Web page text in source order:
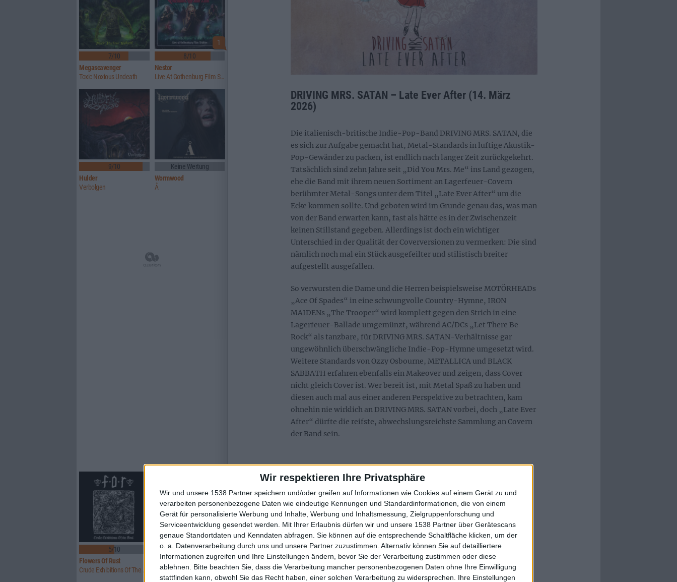
Wir respektieren Ihre Privatsphäre
Wir und unsere 1538 Partner speichern und/oder greifen auf Informationen wie Cookies auf einem Gerät zu und
verarbeiten personenbezogene Daten wie eindeutige Kennungen und Standardinformationen, die von einem
Gerät für personalisierte Werbung und Inhalte, Werbung und Inhaltsmessung, Zielgruppenforschung und
Serviceentwicklung gesendet werden.
Mit Ihrer Erlaubnis dürfen wir und unsere 1538 Partner über Gerätescans
genaue Standortdaten und Kenndaten abfragen. Sie können auf die entsprechende Schaltfläche klicken, um der
o. a. Datenverarbeitung durch uns und unsere Partner zuzustimmen. Alternativ können Sie auf detailliertere
Informationen zugreifen und Ihre Einstellungen ändern, bevor Sie der Verarbeitung zustimmen oder diese
ablehnen.
Bitte beachten Sie, dass die Verarbeitung mancher personenbezogenen Daten ohne Ihre Einwilligung
stattfinden kann, obwohl Sie das Recht haben, einer solchen Verarbeitung zu widersprechen. Ihre Einstellungen
DRIVING MRS. SATAN – Late Ever After (14. März
2026)
Die italienisch-britische Indie-Pop-Band DRIVING MRS. SATAN, die
es sich zur Aufgabe gemacht hat, Metal-Standards in luftige Akustik-
Pop-Gewänder zu packen, ist endlich nach langer Zeit zurückgekehrt.
Tatsächlich sind zehn Jahre seit „Did You Mrs. Me“ ins Land gezogen,
ehe die Band mit ihrem neuen Sortiment an Lagerfeuer-Covern
berühmter Metal-Songs unter dem Titel „Late Ever After“ um die
Ecke kommen sollte. Und geboten wird im Grunde genau das, was man
von der Band erwarten kann, fast als hätte es in der Zwischenzeit
keinen Stillstand gegeben. Allerdings ist doch ein wichtiger
Unterschied in der Qualität der Coverversionen zu vermerken: Die sind
nämlich noch mal ein Stück ausgefeilter und stilistisch breiter
aufgestellt ausgefallen.
So verwursten die Dame und die Herren beispielsweise MOTÖRHEADs
„Ace Of Spades“ in eine schwungvolle Country-Hymne, IRON
MAIDENs „The Trooper“ wird komplett gegen den Strich in eine
Lagerfeuer-Ballade umgemünzt, während AC/DCs „Let There Be
Rock“ als tanzbare, für DRIVING MRS. SATAN-Verhältnisse gar
ungewöhnlich überschwängliche Indie-Pop-Hymne umgesetzt wird.
Weitere Standards von Ozzy Osbourne, METALLICA und BLACK
SABBATH erfahren ebenfalls ein Makeover und zeigen, dass Cover
nicht gleich Cover ist. Wer bereit ist, mit Metal Spaß zu haben und
diesen auch mal aus einer anderen Perspektive zu betrachten, kam
ohnehin nie wirklich an DRIVING MRS. SATAN vorbei, doch „Late Ever
After“ dürfte die reifste, abwechslungsreichste Sammlung an Covern
der Band sein.
7/10
Megascavenger
Toxic Noxious Undeath
1
8/10
Nestor
Live At Gothenburg Film Studios
9/10
Hulder
Verbolgen
Keine Wertung
Wormwood
Å
5/10
Flowers Of Rust
8/10
Xandria
Eclipse